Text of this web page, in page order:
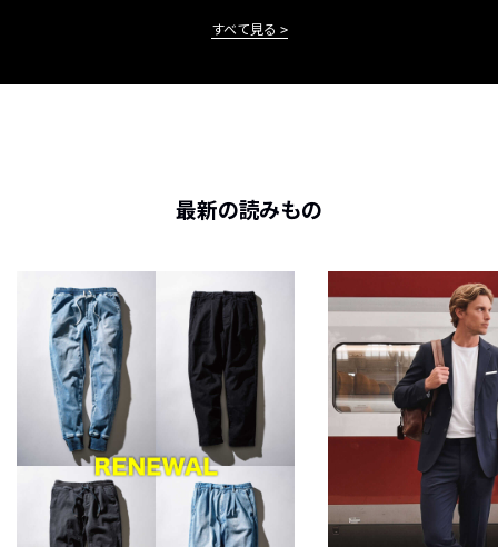
すべて見る
最新の読みもの